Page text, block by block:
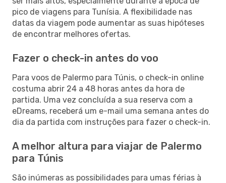
pico de viagens para Tunísia. A flexibilidade nas
datas da viagem pode aumentar as suas hipóteses
de encontrar melhores ofertas.
Fazer o check-in antes do voo
Para voos de Palermo para Túnis, o check-in online
costuma abrir 24 a 48 horas antes da hora de
partida. Uma vez concluída a sua reserva com a
eDreams, receberá um e-mail uma semana antes do
dia da partida com instruções para fazer o check-in.
A melhor altura para viajar de Palermo
para Túnis
São inúmeras as possibilidades para umas férias à